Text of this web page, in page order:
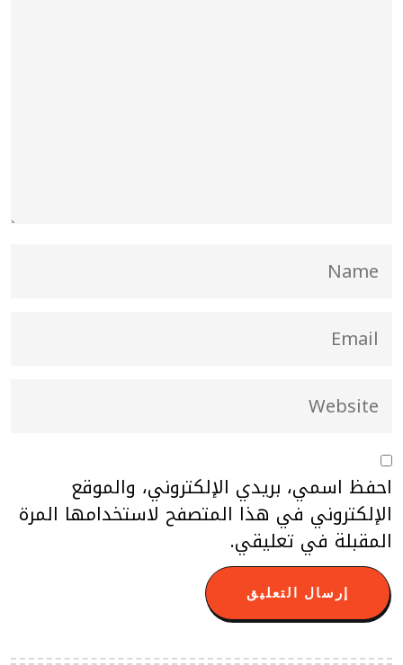
احفظ اسمي، بريدي الإلكتروني، والموقع
الإلكتروني في هذا المتصفح لاستخدامها المرة
المقبلة في تعليقي.